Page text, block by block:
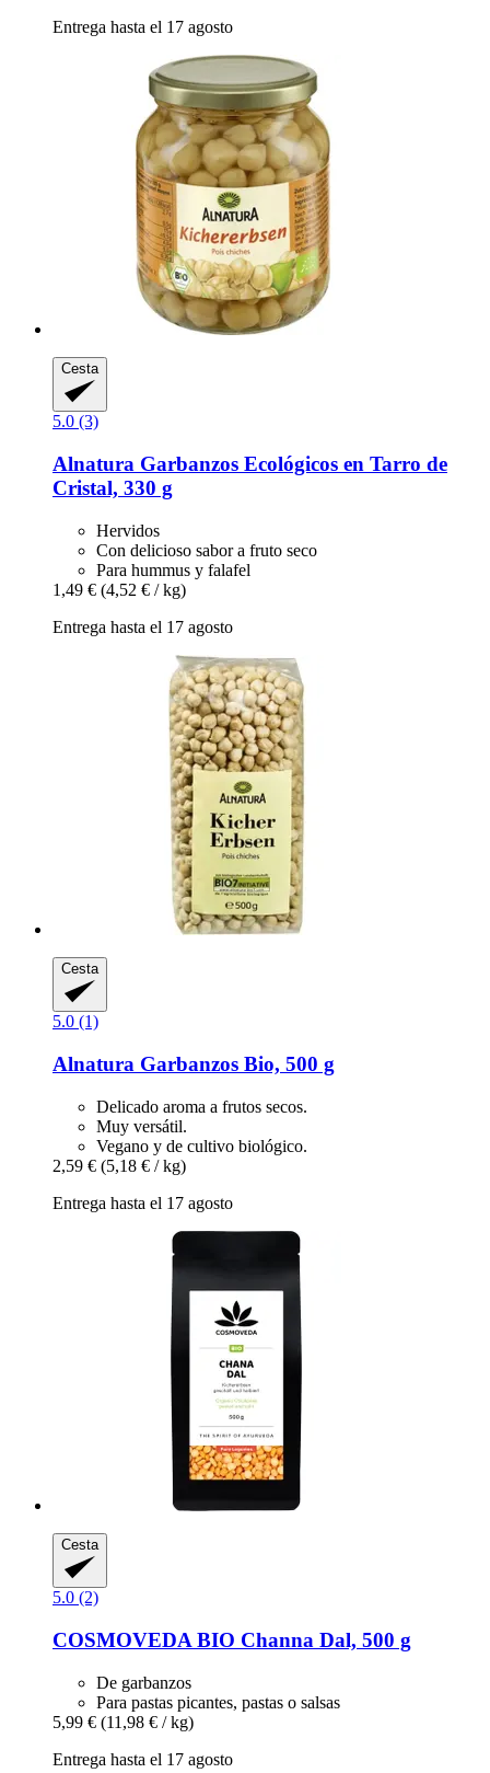
Entrega hasta el 17 agosto
Cesta
5.0 (3)
Alnatura Garbanzos Ecológicos en Tarro de
Cristal, 330 g
Hervidos
Con delicioso sabor a fruto seco
Para hummus y falafel
1,49 € (4,52 € / kg)
Entrega hasta el 17 agosto
Cesta
5.0 (1)
Alnatura Garbanzos Bio, 500 g
Delicado aroma a frutos secos.
Muy versátil.
Vegano y de cultivo biológico.
2,59 € (5,18 € / kg)
Entrega hasta el 17 agosto
Cesta
5.0 (2)
COSMOVEDA BIO Channa Dal, 500 g
De garbanzos
Para pastas picantes, pastas o salsas
5,99 € (11,98 € / kg)
Entrega hasta el 17 agosto